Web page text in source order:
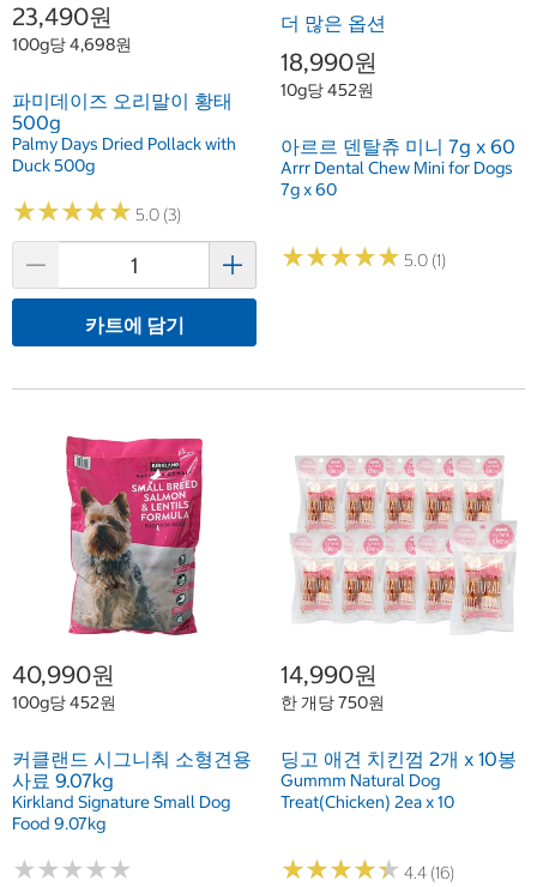
23,490원
100g당 4,698원
파미데이즈 오리말이 황태
500g
Palmy Days Dried Pollack with
Duck 500g
★★★★★
★★★★★ 5.0 (3)
카트에 담기
더 많은 옵션
18,990원
10g당 452원
아르르 덴탈츄 미니 7g x 60
Arrr Dental Chew Mini for Dogs
7g x 60
★★★★★
★★★★★ 5.0 (1)
40,990원
100g당 452원
커클랜드 시그니춰 소형견용
사료 9.07kg
Kirkland Signature Small Dog
Food 9.07kg
★★★★★
★★★★★
14,990원
한 개당 750원
딩고 애견 치킨껌 2개 x 10봉
Gummm Natural Dog
Treat(Chicken) 2ea x 10
★★★★★
★★★★★ 4.4 (16)